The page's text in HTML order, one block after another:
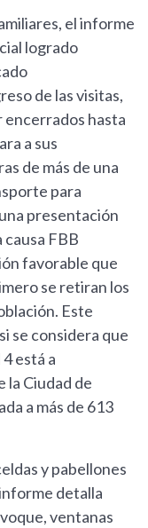
el informe
logrado
de las visitas,
encerrados hasta
a sus
de más de una
para
presentación
causa FBB
favorable que
se retiran los
Este
se considera que
está a
la Ciudad de
a más de 613
y pabellones
detalla
ventanas